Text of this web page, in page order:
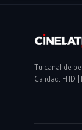
Tu canal de
Calidad: FHD |